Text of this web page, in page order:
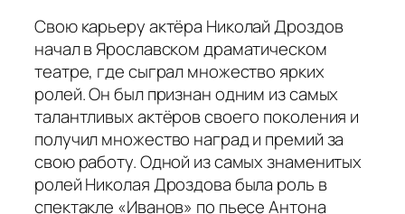
Свою карьеру актёра Николай Дроздов
начал в Ярославском драматическом
театре, где сыграл множество ярких
ролей. Он был признан одним из самых
талантливых актёров своего поколения и
получил множество наград и премий за
свою работу. Одной из самых знаменитых
ролей Николая Дроздова была роль в
спектакле «Иванов» по пьесе Антона